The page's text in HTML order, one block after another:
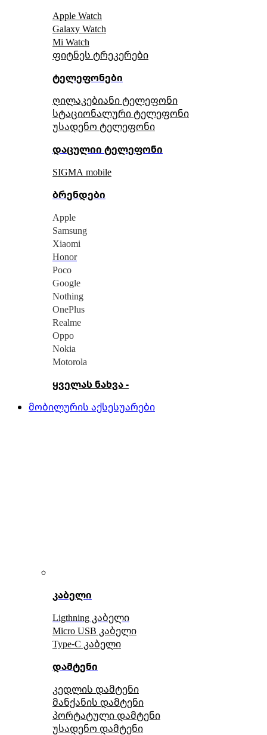
Apple Watch
Galaxy Watch
Mi Watch
ფიტნეს ტრეკერები
ტელეფონები
ღილაკებიანი ტელეფონი
სტაციონალური ტელეფონი
უსადენო ტელეფონი
დაცულიი ტელეფონი
SIGMA mobile
ბრენდები
Apple
Samsung
Xiaomi
Honor
Poco
Google
Nothing
OnePlus
Realme
Oppo
Nokia
Motorola
ყველას ნახვა -
მობილურის აქსესუარები
კაბელი
Ligthning კაბელი
Micro USB კაბელი
Type-C კაბელი
დამტენი
კედლის დამტენი
მანქანის დამტენი
პორტატული დამტენი
უსადენო დამტენი